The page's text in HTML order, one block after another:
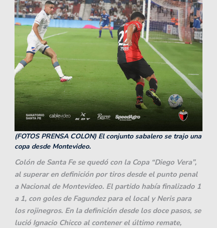
(FOTOS PRENSA COLON) El conjunto sabalero se trajo una
copa desde Montevideo.
Colón de Santa Fe se quedó con la Copa “Diego Vera”,
al superar en definición por tiros desde el punto penal
a Nacional de Montevideo. El partido había finalizado 1
a 1, con goles de Fagundez para el local y Neris para
los rojinegros. En la definición desde los doce pasos, se
lució Ignacio Chicco al contener el último remate,